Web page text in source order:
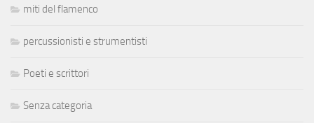
miti del flamenco
percussionisti e strumentisti
Poeti e scrittori
Senza categoria